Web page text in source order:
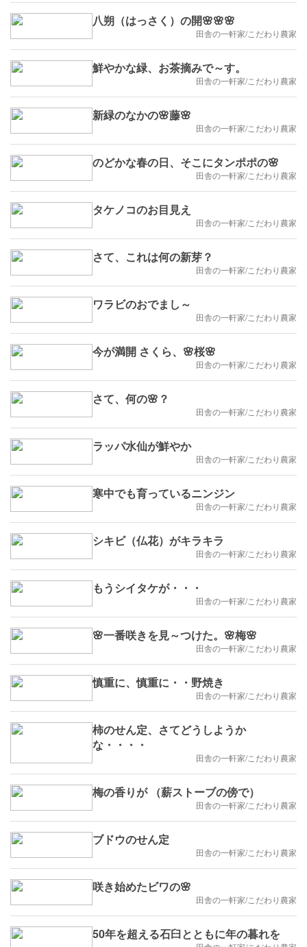
八朔（はっさく）の開🌸🌸🌸
田舎の一軒家/こだわり農家
鮮やかな緑、お茶摘みで～す。
田舎の一軒家/こだわり農家
新緑のなかの🌸藤🌸
田舎の一軒家/こだわり農家
のどかな春の日、そこにタンポポの🌸
田舎の一軒家/こだわり農家
タケノコのお目見え
田舎の一軒家/こだわり農家
さて、これは何の新芽？
田舎の一軒家/こだわり農家
ワラビのおでまし～
田舎の一軒家/こだわり農家
今が満開 さくら、🌸桜🌸
田舎の一軒家/こだわり農家
さて、何の🌸？
田舎の一軒家/こだわり農家
ラッパ水仙が鮮やか
田舎の一軒家/こだわり農家
寒中でも育っているニンジン
田舎の一軒家/こだわり農家
シキビ（仏花）がキラキラ
田舎の一軒家/こだわり農家
もうシイタケが・・・
田舎の一軒家/こだわり農家
🌸一番咲きを見～つけた。🌸梅🌸
田舎の一軒家/こだわり農家
慎重に、慎重に・・野焼き
田舎の一軒家/こだわり農家
柿のせん定、さてどうしようか
な・・・・
田舎の一軒家/こだわり農家
梅の香りが （薪ストーブの傍で）
田舎の一軒家/こだわり農家
ブドウのせん定
田舎の一軒家/こだわり農家
咲き始めたビワの🌸
田舎の一軒家/こだわり農家
50年を超える石臼とともに年の暮れを